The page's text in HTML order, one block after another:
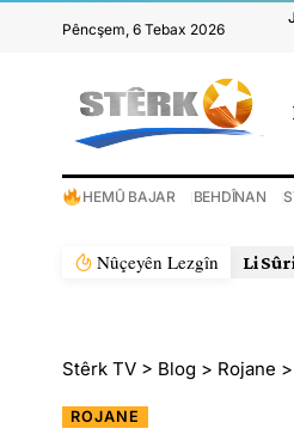
Pêncşem, 6 Tebax 2026
HEMÛ BAJAR BEHDÎNAN
Nûçeyên Lezgîn Li
Stêrk TV > Blog > Rojane >
ROJANE